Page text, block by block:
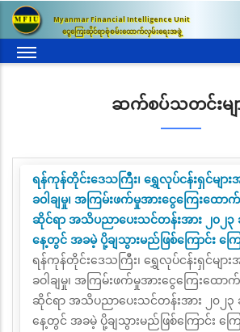
အဓိက
အကြောင်းအရာ
Myanmar Financial Intelligence Unit
ငွေကြေးဆိုင်ရာစုံစမ်းထောက်လှမ်းရေးအဖွဲ့
ဆက်စပ်သတင်းမျ
ရန်ကုန်တိုင်းဒေသကြီး၊ ရွှေလုပ်ငန်းရှင်များ
ခဝါချမှု၊ အကြမ်းဖက်မှုအားငွေကြေးထေ
ဆိုင်ရာ အသိပညာပေးသင်တန်းအား ၂၀၂၃
နေ့တွင် အခမဲ့ ပို့ချသွားမည်ဖြစ်ကြောင်း ကြေင
ရန်ကုန်တိုင်းဒေသကြီး၊ ရွှေလုပ်ငန်းရှင်များ
ခဝါချမှု၊ အကြမ်းဖက်မှုအားငွေကြေးထေ
ဆိုင်ရာ အသိပညာပေးသင်တန်းအား ၂၀၂၃
နေ့တွင် အခမဲ့ ပို့ချသွားမည်ဖြစ်ကြောင်း ကြ